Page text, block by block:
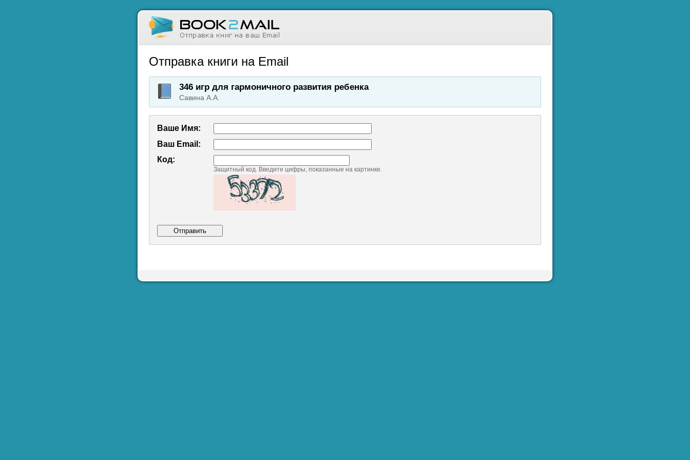
Отправка книги на Email
346 игр для гармоничного развития ребенка
Савина А.А.
Ваше Имя:
Ваш Emаil:
Код:
Защитный код. Введите цифры, показанные на картинке.